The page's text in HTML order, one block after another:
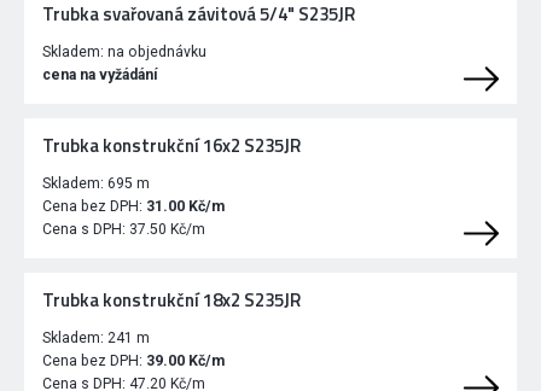
Trubka svařovaná závitová 5/4" S235JR
Skladem: na objednávku
cena na vyžádání
Trubka konstrukční 16x2 S235JR
Skladem: 695 m
Cena bez DPH: 31.00 Kč/m
Cena s DPH: 37.50 Kč/m
Trubka konstrukční 18x2 S235JR
Skladem: 241 m
Cena bez DPH: 39.00 Kč/m
Cena s DPH: 47.20 Kč/m